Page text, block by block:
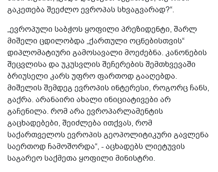
გაკეთება შეეძლო ევროპას სხვაგვარად?“.
„ევროპული საბჭოს ყოფილი პრეზიდენტი, შარლ
მიშელი ცდილობდა „ქართული ოცნებისთვის“
დიპლომატიური გამოსავალი მოეძებნა. კანონების
შეცვლისა და უკუსვლის შეჩერების შემთხვევაში
ბრიუსელი კარს უფრო ფართოდ გააღებდა.
მიშელის შემდეგ ევროპის ინტერესი, როგორც ჩანს,
გაქრა. არანაირი ახალი ინიციატივები არ
გაჩენილა. რომ არა ევროპარლამენტის
გაცხადებები, შეიძლება ითქვას, რომ
საქართველოს ევროპის გეოპოლიტიკური გავლენა
საერთოდ ჩამოშორდა“, - აცხადებს ლიეტუვის
საგარეო საქმეთა ყოფილი მინისტრი.